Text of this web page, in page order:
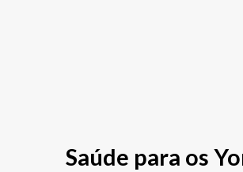
Saúde para os